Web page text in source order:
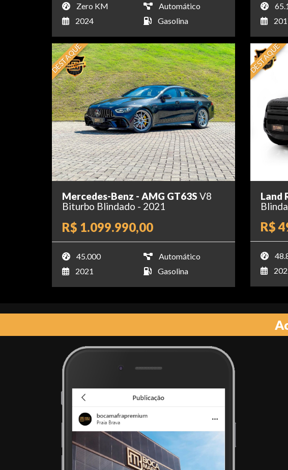
Zero KM
Automático
2024
Gasolina
DESTAQUE
Mercedes-Benz - AMG GT63S V8
Biturbo Blindado - 2021
R$ 1.099.990,00
45.000
Automático
2021
Gasolina
DESTAQUE
Land
R$